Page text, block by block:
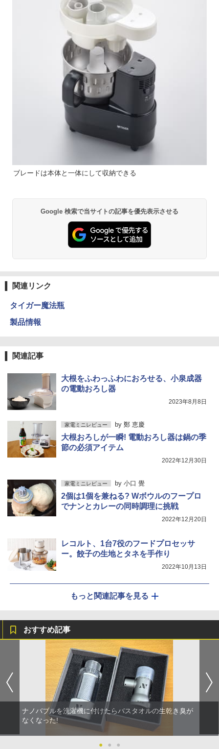
ブレードは本体と一体にして収納できる
Google 検索で当サイトの記事を優先表示させる
関連リンク
タイガー魔法瓶
製品情報
関連記事
大根をふわっふわにおろせる、小泉成器
の電動おろし器
2023年8月8日
家電ミニレビュー by 鄭 恵慶
大根おろしが一瞬! 電動おろし器は鍋の季
節の必須アイテム
2022年12月30日
家電ミニレビュー by 小口 覺
2個は1個を兼ねる? Wボウルのフープロ
でナンとカレーの同時調理に挑戦
2022年12月20日
レコルト、1台7役のフードプロセッサ
ー。餃子の生地とタネを手作り
2022年10月13日
もっと関連記事を見る
おすすめ記事
ナノバブルを洗濯機に付けたらバスタオルの生乾き臭が
なくなった!
● ● ●